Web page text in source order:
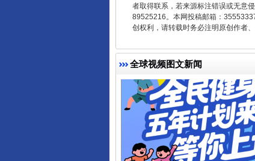
者取得联系，若来源标注错误或无意
89525216。本网投稿邮箱：
创权利，请转载时务必注明原创作者
全球视频图文新闻
全民健身五年计划来了！等